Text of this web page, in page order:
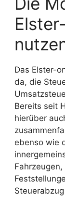
Das Elster-
da, die
Bereits seit
hierüber
ebenso wie